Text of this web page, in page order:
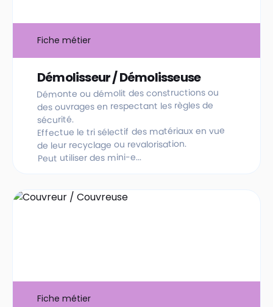
Fiche métier
Démolisseur / Démolisseuse
Démonte ou démolit des constructions ou
des ouvrages en respectant les règles de
sécurité.
Effectue le tri sélectif des matériaux en vue
de leur recyclage ou revalorisation.
Peut utiliser des mini-e...
Fiche métier